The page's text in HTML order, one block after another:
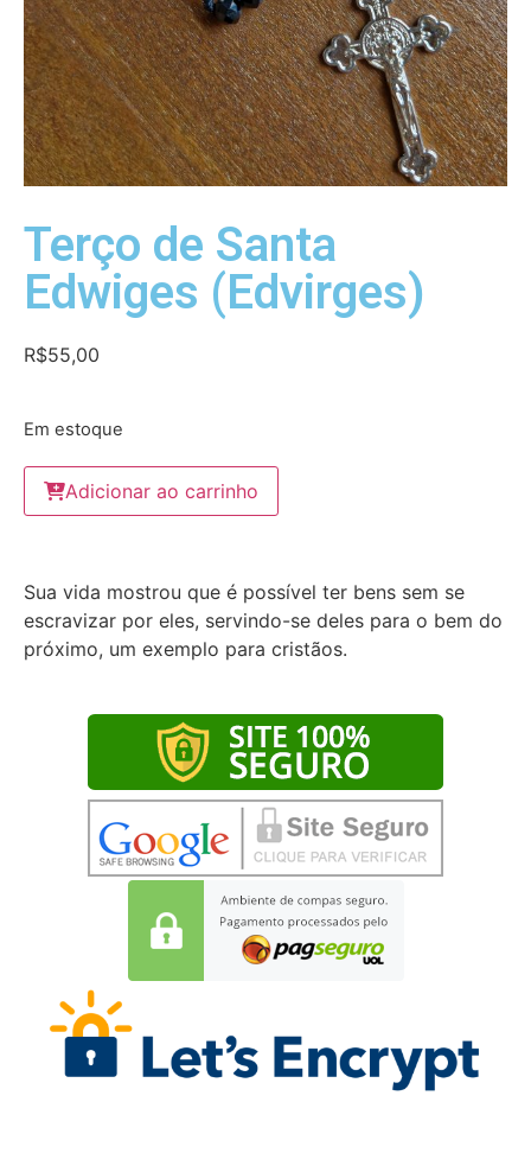
Terço de Santa
Edwiges (Edvirges)
R$55,00
Em estoque
Adicionar ao carrinho
Sua vida mostrou que é possível ter bens sem se
escravizar por eles, servindo-se deles para o bem do
próximo, um exemplo para cristãos.